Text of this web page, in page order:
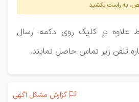
به راست بکشید
علاوه بر کلیک روی دکمه ارسال
تلفن زیر تماس حاصل نمایند.
گزارش مشکل آگهی